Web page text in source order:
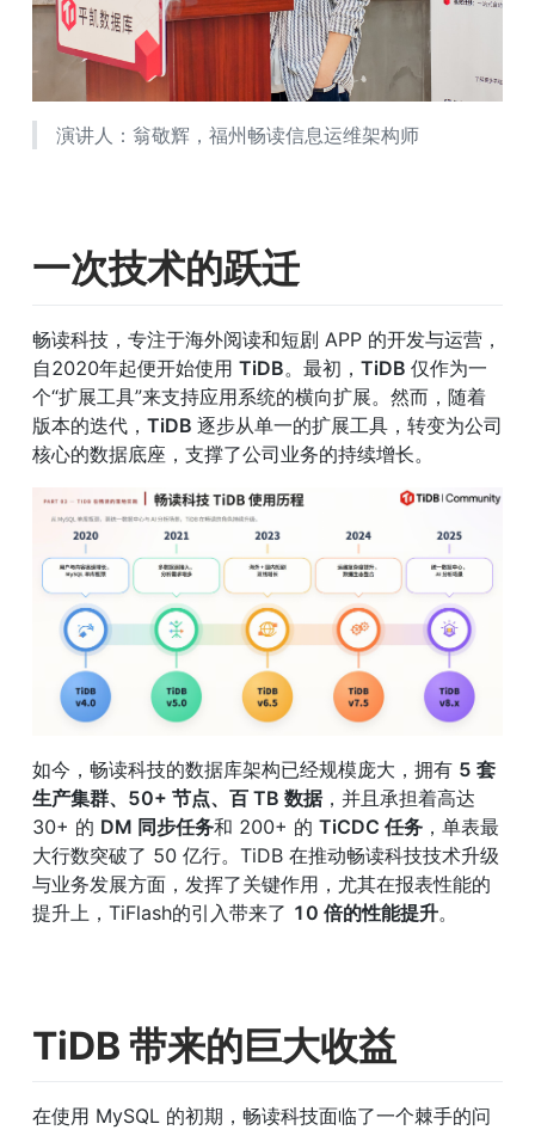
演讲人：翁敬辉，福州畅读信息运维架构师
一次技术的跃迁
畅读科技，专注于海外阅读和短剧 APP 的开发与运营，
自2020年起便开始使用 TiDB。最初， TiDB 仅作为一
个“扩展工具”来支持应用系统的横向扩展。然而，随着
版本的迭代， TiDB 逐步从单一的扩展工具，转变为公司
核心的数据底座，支撑了公司业务的持续增长。
如今，畅读科技的数据库架构已经规模庞大，拥有 5 套
生产集群、50+ 节点、百 TB 数据，并且承担着高达
30+ 的 DM 同步任务和 200+ 的 TiCDC 任务 ，单表最
大行数突破了 50 亿行。TiDB 在推动畅读科技技术升级
与业务发展方面，发挥了关键作用，尤其在报表性能的
提升上，TiFlash的引入带来了 10 倍的性能提升。
TiDB 带来的巨大收益
在使用 MySQL 的初期，畅读科技面临了一个棘手的问